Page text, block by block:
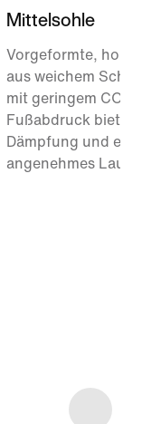
Mittelsohle
Vorgeformte, hohe
aus weichem
mit geringem CO₂-
Fußabdruck bieten
Dämpfung und ein
angenehmes